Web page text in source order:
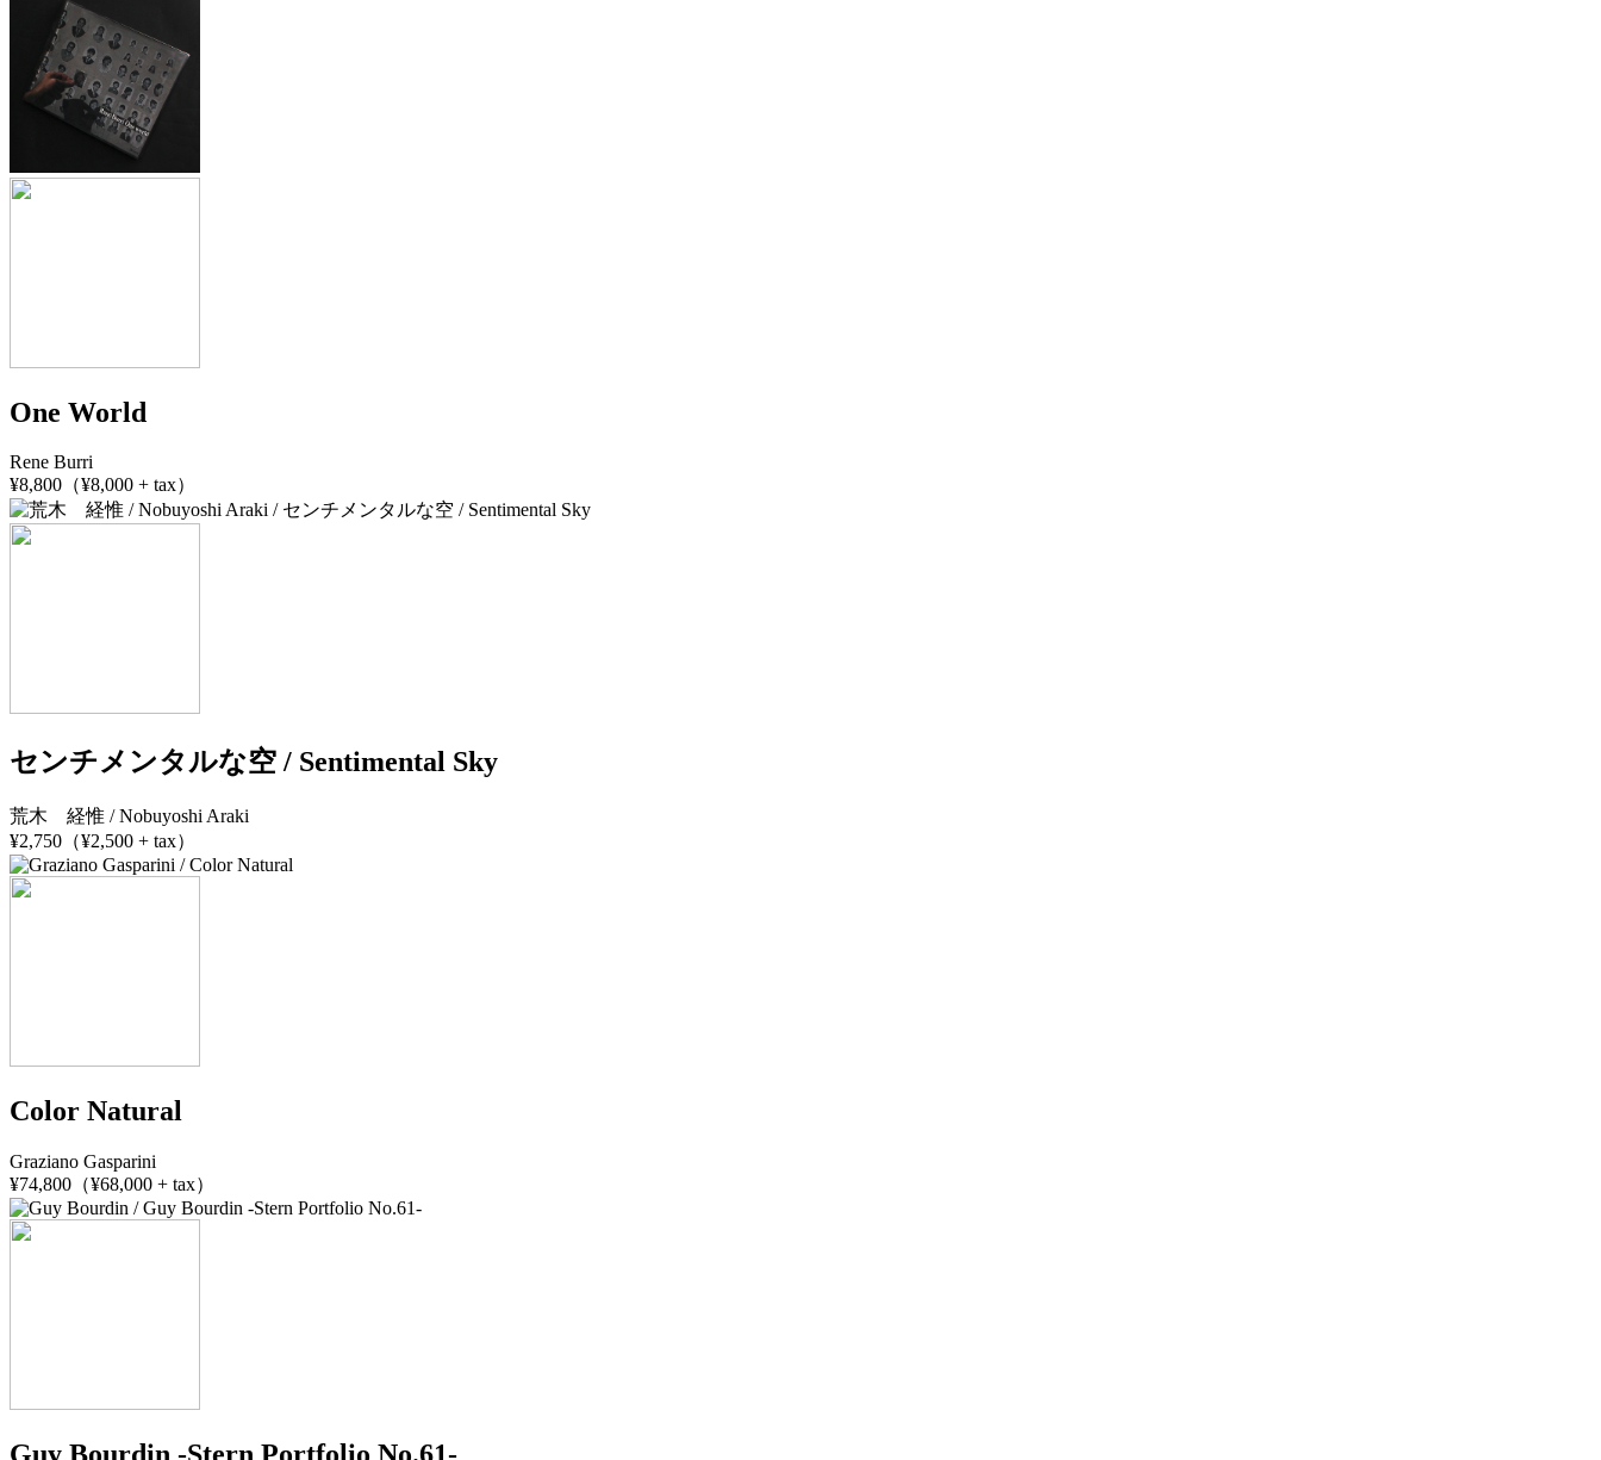
One World
Rene Burri
¥8,800（¥8,000 + tax）
センチメンタルな空 / Sentimental Sky
荒木 経惟 / Nobuyoshi Araki
¥2,750（¥2,500 + tax）
Color Natural
Graziano Gasparini
¥74,800（¥68,000 + tax）